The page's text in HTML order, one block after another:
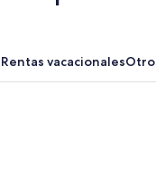
Rentas vacacionales